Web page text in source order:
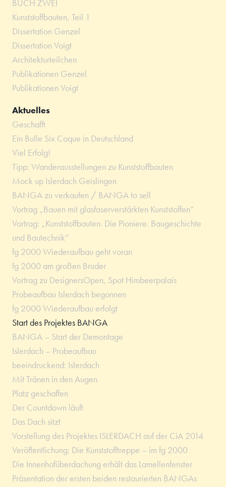
BUCH ZWEI
Kunststoffbauten, Teil 1
Dissertation Genzel
Dissertation Voigt
Architekturteilchen
Publikationen Genzel
Publikationen Voigt
Aktuelles
Geschafft
Ein Bulle Six Coque in Deutschland
Viel Erfolg!
Tipp: Wanderausstellungen zu Kunststoffbauten
Mock up Islerdach Geislingen
BANGA zu verkaufen / BANGA to sell
Vortrag „Bauen mit glasfaserverstärkten Kunststoffen“
Vortrag: „Kunststoffbauten. Die Pioniere. Baugeschichte
und Bautechnik“
fg 2000 Wiederaufbau geht voran
fg 2000 am großen Bruder
Vortrag zu DesignersOpen, Spot Himbeerpalais
Probeaufbau Islerdach begonnen
fg 2000 Wiederaufbau erfolgt
Start des Projektes BANGA
BANGA – Start der Demontage
Islerdach – Probeaufbau
beeindruckend: Islerdach
Mit Tränen in den Augen
Platz geschaffen
Der Countdown läuft
Das Dach sitzt
Vorstellung des Projektes ISLERDACH auf der CiA 2014
Veröffentlichung: Die Kunststofftreppe – im fg 2000
Die Innenhofüberdachung erhält das Lamellenfenster
Präsentation der ersten beiden restaurierten BANGAs